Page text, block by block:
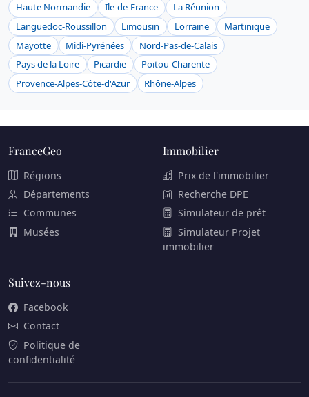
Haute Normandie
Ile-de-France
La Réunion
Languedoc-Roussillon
Limousin Lorraine
Martinique
Mayotte
Midi-Pyrénées
Nord-Pas-de-Calais
Pays de la Loire
Picardie
Poitou-Charente
Provence-Alpes-Côte-d'Azur
Rhône-Alpes
FranceGeo
Régions
Départements
Communes
Musées
Immobilier
Prix de l'immobilier
Recherche DPE
Simulateur de prêt
Simulateur Projet
immobilier
Suivez-nous
Facebook
Contact
Politique de
confidentialité